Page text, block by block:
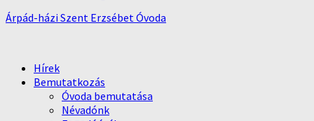
Árpád-házi Szent Erzsébet Óvoda
Hírek
Bemutatkozás
Óvoda bemutatása
Névadónk